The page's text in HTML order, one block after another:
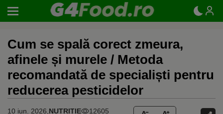
Cum se spală corect zmeura,
afinele și murele / Metoda
recomandată de specialiști pentru
reducerea pesticidelor
10 iun. 2026, NUTRIȚIE
12605